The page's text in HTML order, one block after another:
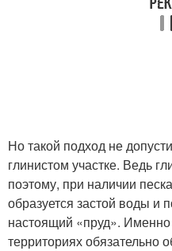
Но такой подход не
глинистом участке. Ведь
поэтому, при наличии
образуется застой воды и
настоящий «пруд».
территориях обязательно